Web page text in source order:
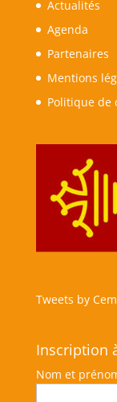
Actualités
Agenda
Partenaires
Mentions
Politique de
Tweets by
Inscription
Nom et